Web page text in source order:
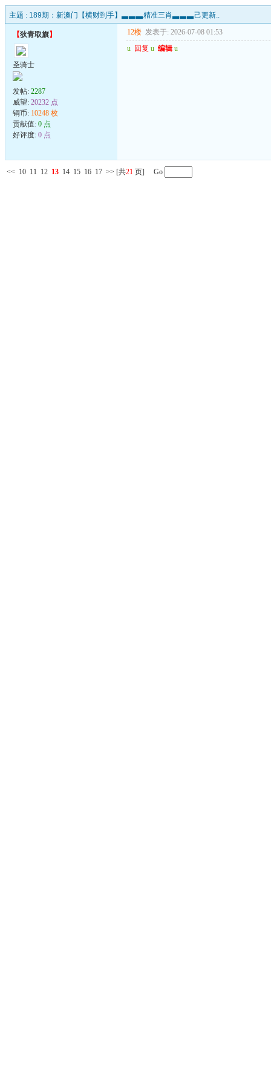
主题 : 189期：新澳门【横财到手】▃▃▃精准三肖▃▃▃己更新..
【狄青取旗】
圣骑士
发帖: 2287
威望: 20232 点
铜币: 10248 枚
贡献值: 0 点
好评度: 0 点
12楼 发表于: 2026-07-08 01:53
u 回复 u 编辑 u
<< 10 11 12 13 14 15 16 17 >> [共21 页] Go